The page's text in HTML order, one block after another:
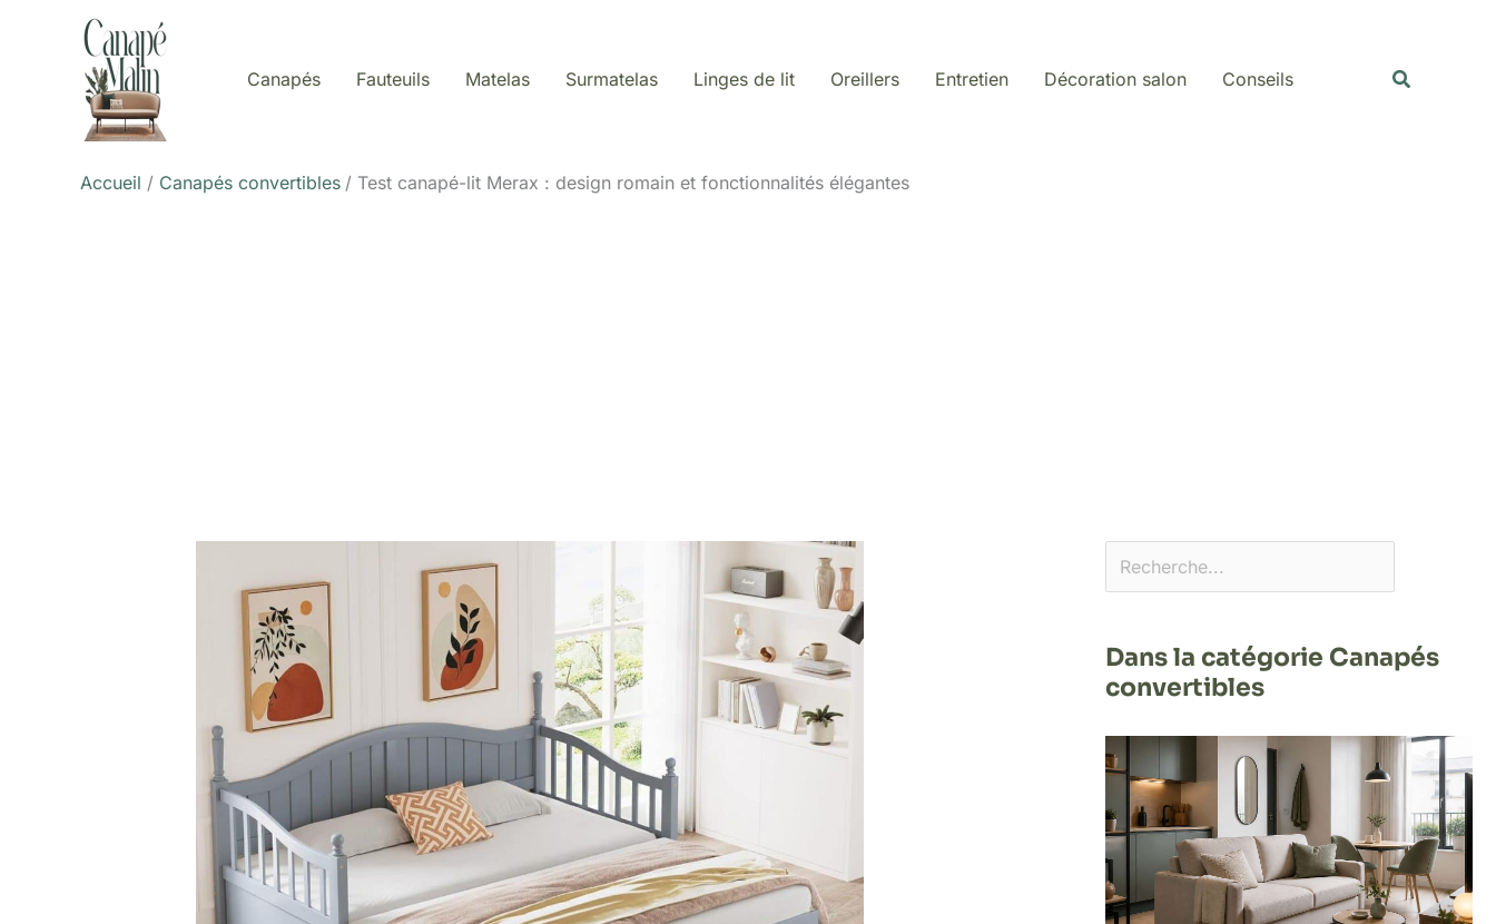
Canapés Fauteuils Matelas Surmatelas Linges de lit Oreillers Entretien Décoration salon Conseils
Accueil Canapés convertibles Test canapé-lit Merax : design romain et fonctionnalités élégantes
Dans la catégorie Canapés
convertibles